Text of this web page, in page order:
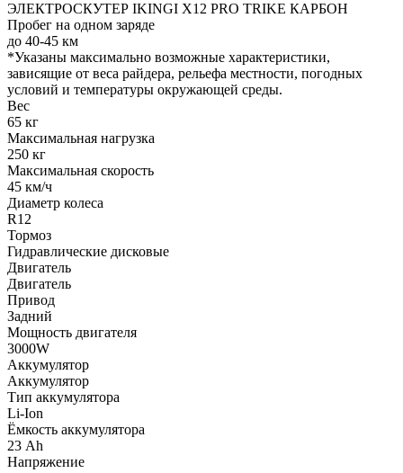
ЭЛЕКТРОСКУТЕР IKINGI X12 PRO TRIKE КАРБОН
Пробег на одном заряде
до 40-45 км
*Указаны максимально возможные характеристики,
зависящие от веса райдера, рельефа местности, погодных
условий и температуры окружающей среды.
Вес
65 кг
Максимальная нагрузка
250 кг
Максимальная скорость
45 км/ч
Диаметр колеса
R12
Тормоз
Гидравлические дисковые
Двигатель
Двигатель
Привод
Задний
Мощность двигателя
3000W
Аккумулятор
Аккумулятор
Тип аккумулятора
Li-Ion
Ёмкость аккумулятора
23 Ah
Напряжение